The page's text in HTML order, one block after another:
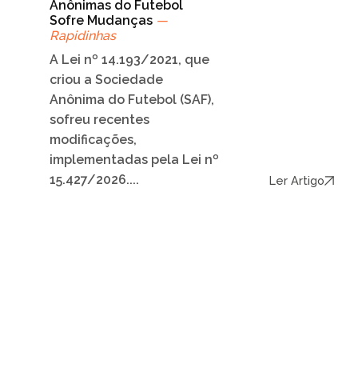
Anônimas do Futebol
Sofre Mudanças —
Rapidinhas
A Lei nº 14.193/2021, que
criou a Sociedade
Anônima do Futebol (SAF),
sofreu recentes
modificações,
implementadas pela Lei nº
15.427/2026....
Ler Artigo